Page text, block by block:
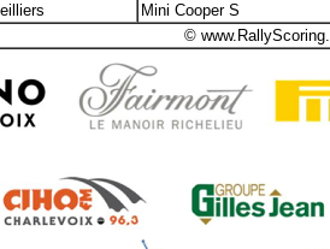
Mini Cooper S
©